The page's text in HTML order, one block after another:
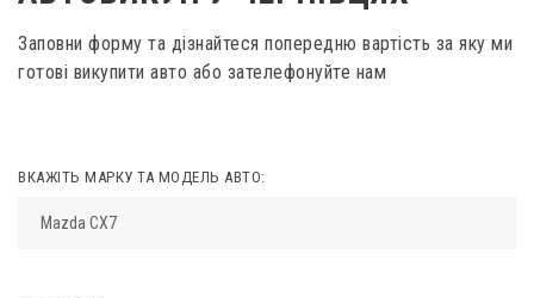
Заповни форму та дізнайтеся попередню вартість за яку ми
готові викупити авто або зателефонуйте нам
ВКАЖІТЬ МАРКУ ТА МОДЕЛЬ АВТО: